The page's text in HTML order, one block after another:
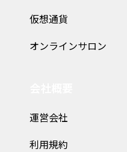
仮想通貨
オンラインサロン
運営会社
利用規約